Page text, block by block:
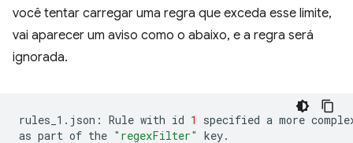
você tentar carregar uma regra que exceda esse limite,
vai aparecer um aviso como o abaixo, e a regra será
ignorada.
rules_1.json: Rule with id 1 specified a more
as part of the "regexFilter"